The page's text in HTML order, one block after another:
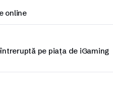
online
pe piața de iGaming